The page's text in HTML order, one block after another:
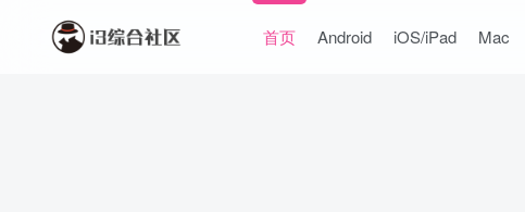
首页 Android iOS/iPad Mac